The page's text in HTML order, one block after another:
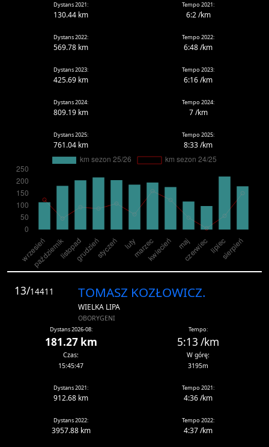
Dystans 2021:
130.44 km
Tempo 2021:
6:2 /km
Dystans 2022:
569.78 km
Tempo 2022:
6:48 /km
Dystans 2023:
425.69 km
Tempo 2023:
6:16 /km
Dystans 2024:
809.19 km
Tempo 2024:
7 /km
Dystans 2025:
761.04 km
Tempo 2025:
8:33 /km
13/14411 TOMASZ KOZŁOWICZ.
WIELKA LIPA
OBORYGENI
Dystans 2026-08:
181.27 km
Tempo:
5:13 /km
Czas:
15:45:47
W górę:
3195m
Dystans 2021:
912.68 km
Tempo 2021:
4:36 /km
Dystans 2022:
3957.88 km
Tempo 2022:
4:37 /km